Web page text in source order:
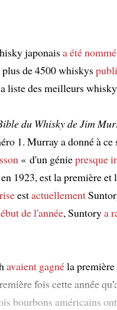
japonaisa été nommé
plus de 4500 whiskys
liste des meilleurs
du Whisky de Jim
1. Murray a donné à
« d'un géniepresque
en 1923, est la première et
estactuellement
de l'année, Suntorya
avaient gagnéla
fois cette année
bourbons américains